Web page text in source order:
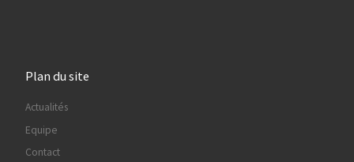
Plan du site
Actualités
Equipe
Contact